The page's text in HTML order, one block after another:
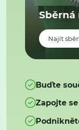
Sběrná
Najít
Buďte
Zapojte se